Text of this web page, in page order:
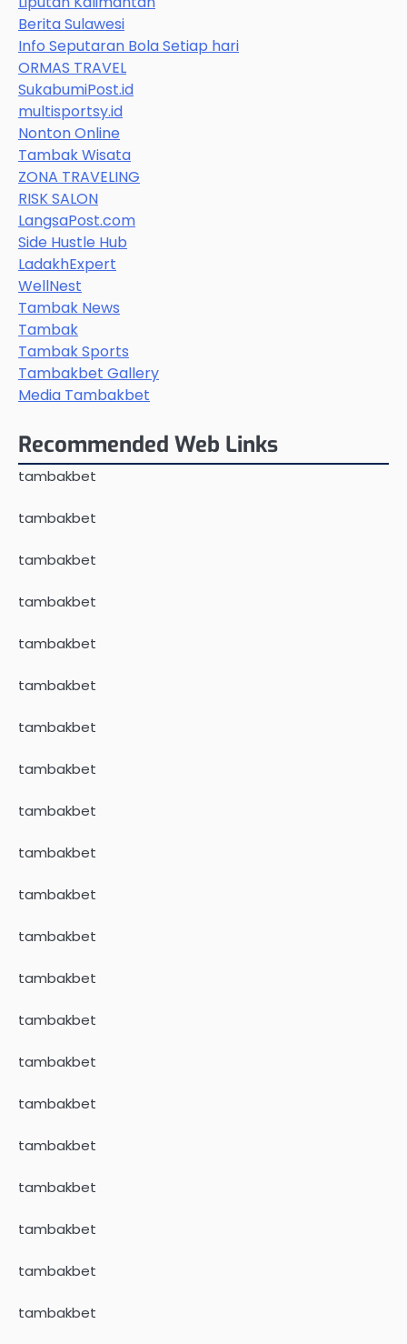
Berita Sulawesi
Info Seputaran Bola Setiap hari
ORMAS TRAVEL
SukabumiPost.id
multisportsy.id
Nonton Online
Tambak Wisata
ZONA TRAVELING
RISK SALON
LangsaPost.com
Side Hustle Hub
LadakhExpert
WellNest
Tambak News
Tambak
Tambak Sports
Tambakbet Gallery
Media Tambakbet
Recommended Web Links
tambakbet
tambakbet
tambakbet
tambakbet
tambakbet
tambakbet
tambakbet
tambakbet
tambakbet
tambakbet
tambakbet
tambakbet
tambakbet
tambakbet
tambakbet
tambakbet
tambakbet
tambakbet
tambakbet
tambakbet
tambakbet